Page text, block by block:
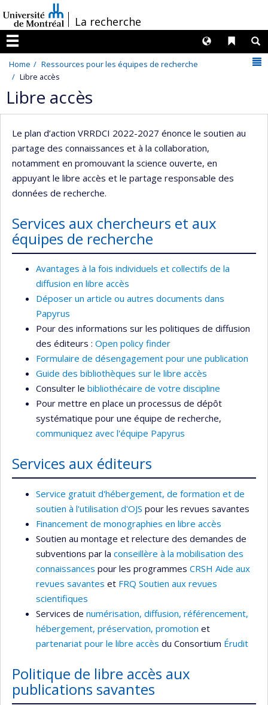
au
contenu
/La recherche
Menu
Liens
Langues
Home
Ressources pour les équipes de recherche
Libre accès
Libre accès
Le plan d’action VRRDCI 2022-2027 énonce le soutien au
partage des connaissances et à la collaboration,
notamment en promouvant la science ouverte, en
appuyant le libre accès et le partage responsable des
données de recherche.
Services aux chercheurs et aux
équipes de recherche
Avantages à la fois individuels et collectifs de la
diffusion en libre accès
Déposer un article ou autres documents dans
Papyrus
Pour des informations sur les politiques de diffusion
des éditeurs : Open policy finder
Formulaire de désengagement pour une publication
Guide des bibliothèques sur le libre accès
Consulter le bibliothécaire de votre discipline
Pour mettre en place un processus de dépôt
systématique pour une équipe de recherche,
communiquez avec l'équipe Papyrus
Services aux éditeurs
Service gratuit d'hébergement, de formation et de
soutien à l'utilisation d'OJS pour les revues savantes
Financement de monographies en libre accès
Soutien au montage et relecture des demandes de
subventions par la conseillère à la mobilisation des
connaissances pour les programmes CRSH Aide aux
revues savantes et FRQ Soutien aux revues
scientifiques
Services de numérisation, diffusion, référencement,
hébergement, préservation, promotion et
partenariat pour le libre accès du Consortium Érudit
Politique de libre accès aux
publications savantes